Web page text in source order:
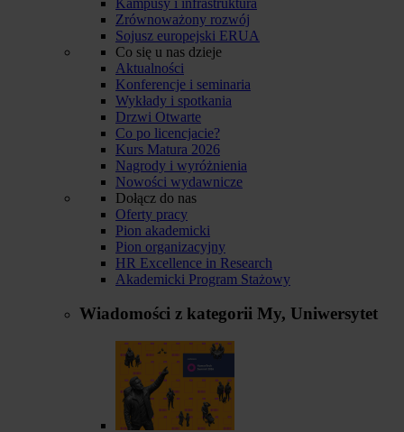
Zrównoważony rozwój
Sojusz europejski ERUA
Co się u nas dzieje
Aktualności
Konferencje i seminaria
Wykłady i spotkania
Drzwi Otwarte
Co po licencjacie?
Kurs Matura 2026
Nagrody i wyróżnienia
Nowości wydawnicze
Dołącz do nas
Oferty pracy
Pion akademicki
Pion organizacyjny
HR Excellence in Research
Akademicki Program Stażowy
Wiadomości z kategorii My, Uniwersytet